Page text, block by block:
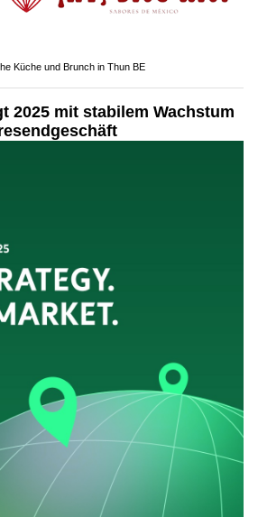
Küche und Brunch in Thun BE
2025 mit stabilem Wachstum